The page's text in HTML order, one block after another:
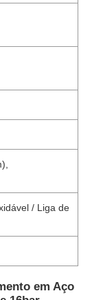
/ Liga de
em Aço